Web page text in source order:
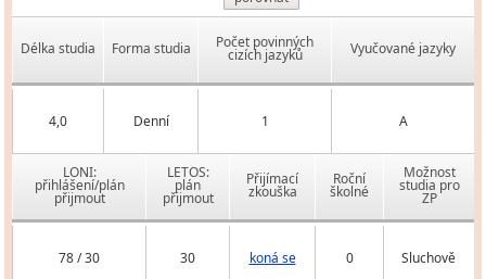
Délka studia Forma studia Počet povinných
cizích jazyků Vyučované jazyky
4,0 Denní 1 A
LONI:
přihlášení/plán
přijmout
LETOS:
plán
přijmout
Přijímací
zkouška
Roční
školné
Možnost
studia pro
ZP
78 / 30 30 koná se 0 Sluchově